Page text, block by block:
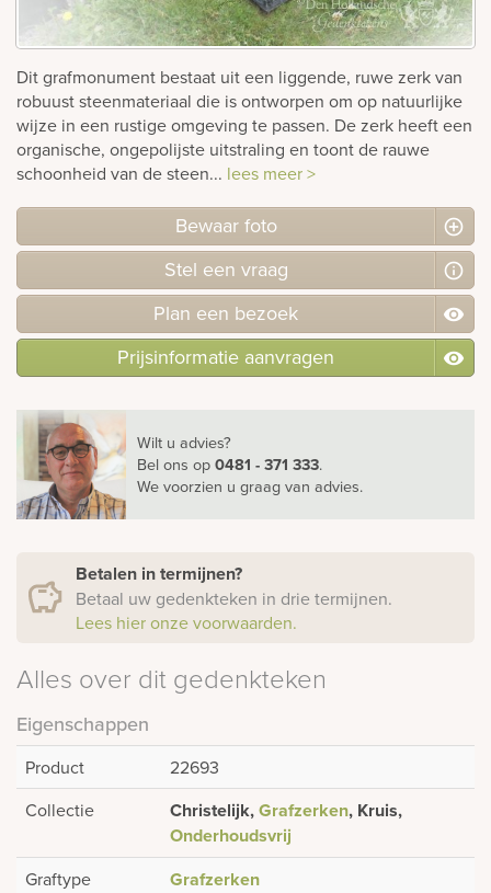
Dit grafmonument bestaat uit een liggende, ruwe zerk van
robuust steenmateriaal die is ontworpen om op natuurlijke
wijze in een rustige omgeving te passen. De zerk heeft een
organische, ongepolijste uitstraling en toont de rauwe
schoonheid van de steen... lees meer >
Bewaar foto
Stel een vraag
Plan een bezoek
Prijsinformatie aanvragen
Wilt u advies?
Bel ons op0481 - 371 333.
We voorzien u graag van advies.
Betalen in termijnen?
Betaal uw gedenkteken in drie termijnen.
Lees hier onze voorwaarden.
Alles over dit gedenkteken
Eigenschappen
Product
22693
Collectie
Christelijk,Grafzerken, Kruis,
Onderhoudsvrij
Graftype Grafzerken